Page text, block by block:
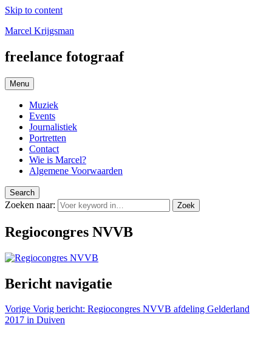
Skip to content
Marcel Krijgsman
freelance fotograaf
Menu
Muziek
Events
Journalistiek
Portretten
Contact
Wie is Marcel?
Algemene Voorwaarden
Search
Zoeken naar: Zoek
Regiocongres NVVB
Bericht navigatie
Vorige Vorig bericht: Regiocongres NVVB afdeling Gelderland
2017 in Duiven